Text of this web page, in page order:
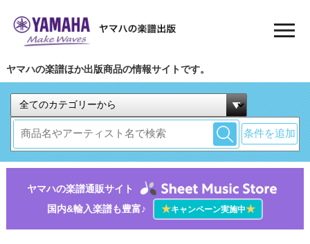
ヤマハの楽譜ほか出版商品の情報サイトです。
条件を追加
ヤマハの楽譜通販サイト
国内&輸入楽譜も豊富♪
★キャンペーン実施中★